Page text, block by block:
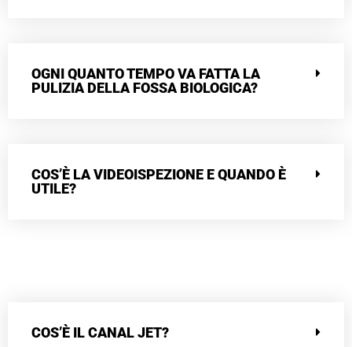
OGNI QUANTO TEMPO VA FATTA LA
PULIZIA DELLA FOSSA BIOLOGICA?
COS’È LA VIDEOISPEZIONE E QUANDO È
UTILE?
COS’È IL CANAL JET?